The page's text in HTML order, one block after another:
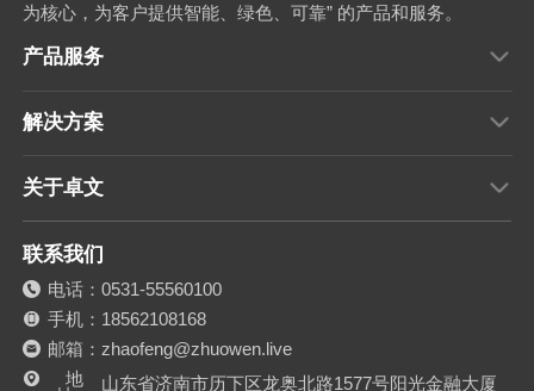
为核心，为客户提供智能、绿色、可靠” 的产品和服务。
产品服务
解决方案
关于卓文
联系我们
电话：0531-55560100
手机：18562108168
邮箱：zhaofeng@zhuowen.live
地
山东省济南市历下区龙奥北路1577号阳光金融大厦